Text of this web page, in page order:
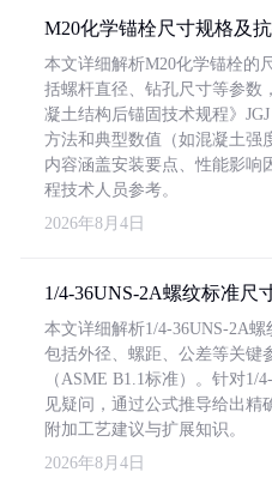
M20化学锚栓尺寸规格及
本文详细解析M20化学锚栓的
括螺杆直径、钻孔尺寸等参数
凝土结构后锚固技术规程》
方法和典型数值（如混凝土强
内容涵盖安装要点、性能影响
程技术人员参考。
2026年8月4日
1/4-36UNS-2A螺纹标准尺
本文详细解析1/4-36UNS-2A螺
包括外径、螺距、公差等关键
（ASME B1.1标准）。针对1/
见疑问，通过公式推导给出精
附加工艺建议与扩展知识。
2026年8月4日